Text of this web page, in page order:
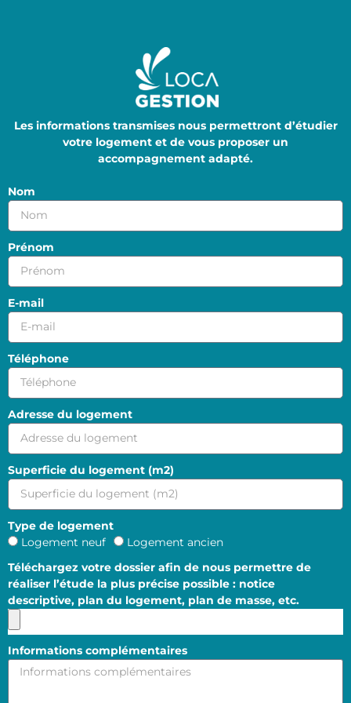
Afin de vous accompagner au mieux, merci de nous
transmettre ce formulaire.
Les informations transmises nous permettront d’étudier
votre logement et de vous proposer un
accompagnement adapté.
Nom
Prénom
E-mail
Téléphone
Adresse du logement
Superficie du logement (m2)
Type de logement
Logement neuf
Logement ancien
Téléchargez votre dossier afin de nous permettre de
réaliser l’étude la plus précise possible : notice
descriptive, plan du logement, plan de masse, etc.
Informations complémentaires